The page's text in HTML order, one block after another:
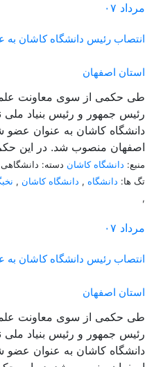
۰۷ مرداد
انتصاب رئیس دانشگاه کاشان به
استان اصفهان
طی حکمی از سوی معاونت
رئیس جمهور و رئیس بنیاد ملی
دانشگاه کاشان به عنوان عضو
اصفهان منصوب شد. در این
منبع: دانشگاه کاشان دسته: دانشگاهی
تگ ها: دانشگاه , دانشگاه کاشان ,
,
۰۷ مرداد
انتصاب رئیس دانشگاه کاشان به
استان اصفهان
طی حکمی از سوی معاونت
رئیس جمهور و رئیس بنیاد ملی
دانشگاه کاشان به عنوان عضو